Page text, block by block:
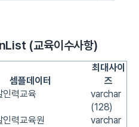
(교육이수사항)
셈플데이터
최대사이
즈
인력교육
varchar
(128)
인력교육원
varchar